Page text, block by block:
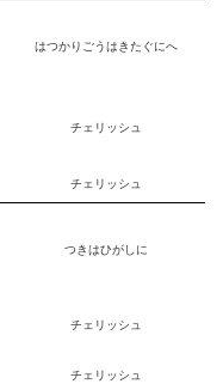
はつかりごうはきたぐにへ
チェリッシュ
チェリッシュ
つきはひがしに
チェリッシュ
チェリッシュ